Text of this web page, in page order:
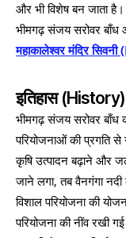
और भी विशेष बन जाता है।
भीमगढ़ संजय सरोवर बाँध
महाकालेश्वर मंदिर
इतिहास (History)
भीमगढ़ संजय सरोवर बाँध
परियोजनाओं की प्रगति
कृषि उत्पादन बढ़ाने और
जाने लगा, तब वैनगंगा
विशाल परियोजना की
परियोजना की नींव रखी